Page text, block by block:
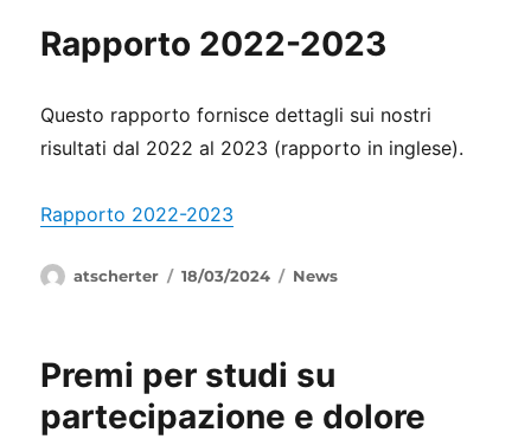
Rapporto 2022-2023
Questo rapporto fornisce dettagli sui nostri
risultati dal 2022 al 2023 (rapporto in inglese).
Rapporto 2022-2023
Autore
atscherter
Pubblicato
18/03/2024 Categorie
News
Premi per studi su
partecipazione e dolore